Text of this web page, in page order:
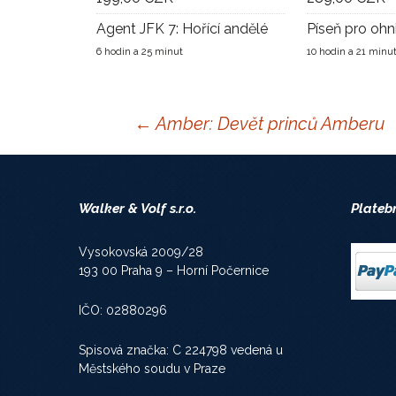
Agent JFK 7: Hořící andělé
6 hodin a 25 minut
Píseň pro
10 hodin a 21 minut
Navigace
příspěvky
← Amber: Devět princů Amberu
Walker & Volf s.r.o.
Vysokovská 2009/28
193 00 Praha 9 – Horní Počernice
IČO: 02880296
Spisová značka: C 224798 vedená u
Městského soudu v Praze